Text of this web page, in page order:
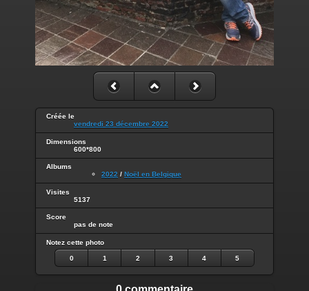
Créée le
vendredi 23 décembre 2022
Dimensions
600*800
Albums
2022 / Noël en Belgique
Visites
5137
Score
pas de note
Notez cette photo
0 1 2 3 4 5